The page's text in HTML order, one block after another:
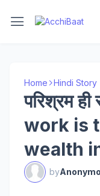
Home Hindi Story
परिश्रम
work is
wealth
by